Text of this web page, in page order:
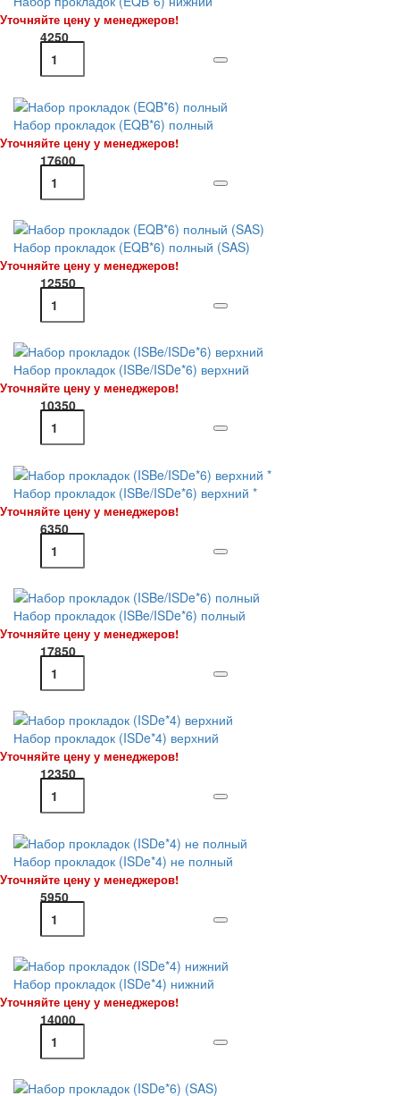
Уточняйте цену у менеджеров!
4250
Набор прокладок (EQB*6) полный
Уточняйте цену у менеджеров!
17600
Набор прокладок (EQB*6) полный (SAS)
Уточняйте цену у менеджеров!
12550
Набор прокладок (ISBe/ISDe*6) верхний
Уточняйте цену у менеджеров!
10350
Набор прокладок (ISBe/ISDe*6) верхний *
Уточняйте цену у менеджеров!
6350
Набор прокладок (ISBe/ISDe*6) полный
Уточняйте цену у менеджеров!
17850
Набор прокладок (ISDe*4) верхний
Уточняйте цену у менеджеров!
12350
Набор прокладок (ISDe*4) не полный
Уточняйте цену у менеджеров!
5950
Набор прокладок (ISDe*4) нижний
Уточняйте цену у менеджеров!
14000